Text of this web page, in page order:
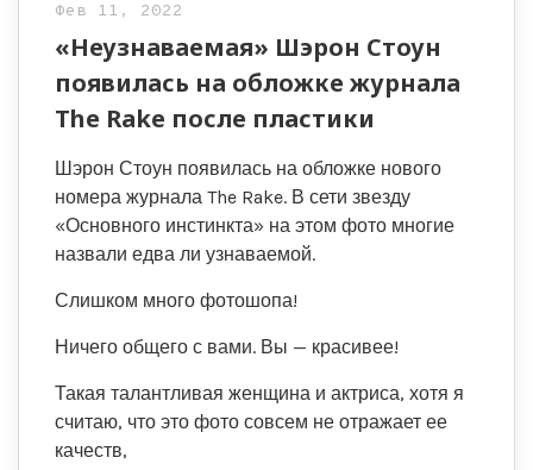
Фев 11, 2022
«Неузнаваемая» Шэрон Стоун
появилась на обложке журнала
The Rake после пластики
Шэрон Стоун появилась на обложке нового
номера журнала The Rake. В сети звезду
«Основного инстинкта» на этом фото многие
назвали едва ли узнаваемой.
Слишком много фотошопа!
Ничего общего с вами. Вы — красивее!
Такая талантливая женщина и актриса, хотя я
считаю, что это фото совсем не отражает ее
качеств,